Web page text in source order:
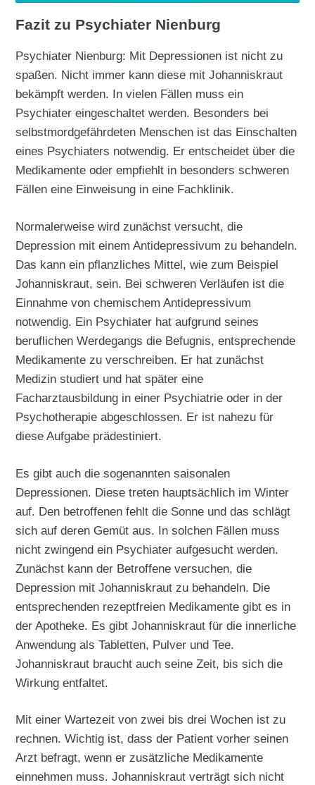
Fazit zu Psychiater Nienburg
Psychiater Nienburg: Mit Depressionen ist nicht zu
spaßen. Nicht immer kann diese mit Johanniskraut
bekämpft werden. In vielen Fällen muss ein
Psychiater eingeschaltet werden. Besonders bei
selbstmordgefährdeten Menschen ist das Einschalten
eines Psychiaters notwendig. Er entscheidet über die
Medikamente oder empfiehlt in besonders schweren
Fällen eine Einweisung in eine Fachklinik.
Normalerweise wird zunächst versucht, die
Depression mit einem Antidepressivum zu behandeln.
Das kann ein pflanzliches Mittel, wie zum Beispiel
Johanniskraut, sein. Bei schweren Verläufen ist die
Einnahme von chemischem Antidepressivum
notwendig. Ein Psychiater hat aufgrund seines
beruflichen Werdegangs die Befugnis, entsprechende
Medikamente zu verschreiben. Er hat zunächst
Medizin studiert und hat später eine
Facharztausbildung in einer Psychiatrie oder in der
Psychotherapie abgeschlossen. Er ist nahezu für
diese Aufgabe prädestiniert.
Es gibt auch die sogenannten saisonalen
Depressionen. Diese treten hauptsächlich im Winter
auf. Den betroffenen fehlt die Sonne und das schlägt
sich auf deren Gemüt aus. In solchen Fällen muss
nicht zwingend ein Psychiater aufgesucht werden.
Zunächst kann der Betroffene versuchen, die
Depression mit Johanniskraut zu behandeln. Die
entsprechenden rezeptfreien Medikamente gibt es in
der Apotheke. Es gibt Johanniskraut für die innerliche
Anwendung als Tabletten, Pulver und Tee.
Johanniskraut braucht auch seine Zeit, bis sich die
Wirkung entfaltet.
Mit einer Wartezeit von zwei bis drei Wochen ist zu
rechnen. Wichtig ist, dass der Patient vorher seinen
Arzt befragt, wenn er zusätzliche Medikamente
einnehmen muss. Johanniskraut verträgt sich nicht